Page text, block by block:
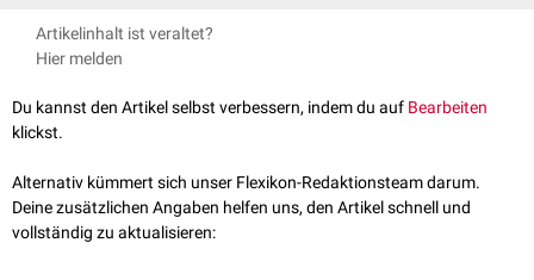
Bauer KH et al. Pharmazeutische Technologie. 10. Aufl., Stuttgart :
Wissenschaftliche Verlagsgesellschaft Stuttgart 2017; ISBN 978-3-
Fahr A et al. Voigt. Pharmazeutische Technologie für Studium und
Beruf. 13. Aufl., Stuttgart : Deutscher Apotheker Verlag 2021; ISBN
Artikelinhalt ist veraltet?
Hier melden
Du kannst den Artikel selbst verbessern, indem du auf Bearbeiten
klickst.
Alternativ kümmert sich unser Flexikon-Redaktionsteam darum.
Deine zusätzlichen Angaben helfen uns, den Artikel schnell und
vollständig zu aktualisieren: